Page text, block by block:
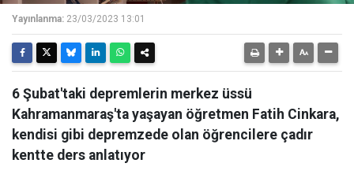
Yayınlanma: 23/03/2023 13:01
6 Şubat'taki depremlerin merkez üssü
Kahramanmaraş'ta yaşayan öğretmen Fatih Cinkara,
kendisi gibi depremzede olan öğrencilere çadır
kentte ders anlatıyor